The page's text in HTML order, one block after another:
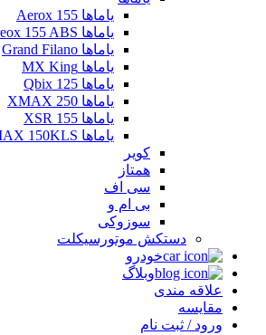
یاماها Aerox 155
یاماها Areox 155 ABS
یاماها Grand Filano
یاماها MX King
یاماها Qbix 125
یاماها XMAX 250
یاماها XSR 155
یاماها NMAX 150KLS
کویر
همتاز
سی اف
بی ام و
سوزوکی
دستکش موتورسیکلت
خودرو
وبلاگ
علاقه مندی
مقایسه
ورود / ثبت نام